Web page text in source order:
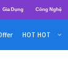
Gia Dụng Công Nghệ
HOT HOT